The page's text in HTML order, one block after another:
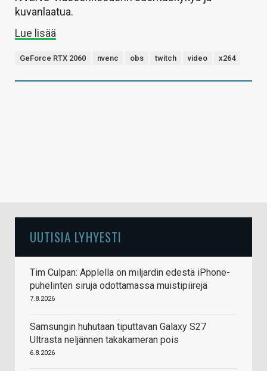
kuvanlaatua.
Lue lisää
GeForce RTX 2060 nvenc obs twitch video x264
UUTISIA LYHYESTI
Tim Culpan: Applella on miljardin edestä iPhone-
puhelinten siruja odottamassa muistipiirejä
7.8.2026
Samsungin huhutaan tiputtavan Galaxy S27
Ultrasta neljännen takakameran pois
6.8.2026